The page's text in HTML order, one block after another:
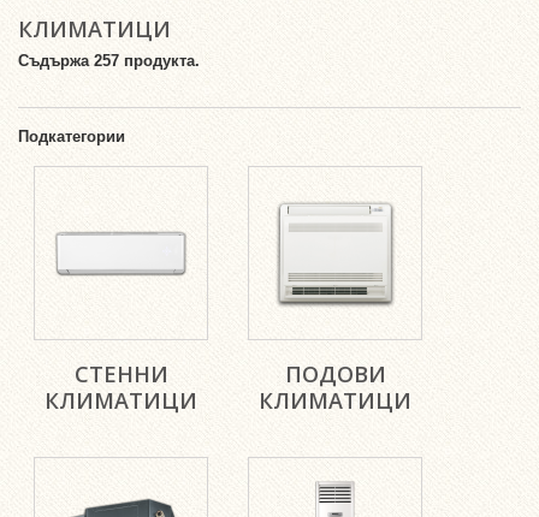
КЛИМАТИЦИ
Съдържа 257 продукта.
Подкатегории
СТЕННИ
КЛИМАТИЦИ
ПОДОВИ
КЛИМАТИЦИ